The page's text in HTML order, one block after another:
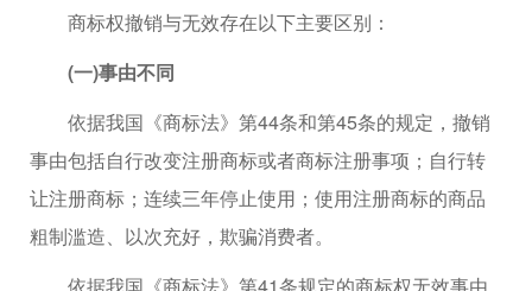
商标权撤销与无效存在以下主要区别：
(一)事由不同
依据我国《商标法》第44条和第45条的规定，撤销
事由包括自行改变注册商标或者商标注册事项；自行转
让注册商标；连续三年停止使用；使用注册商标的商品
粗制滥造、以次充好，欺骗消费者。
依据我国《商标法》第41条规定的商标权无效事由